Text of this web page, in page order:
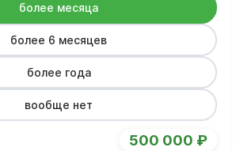
более месяца
более 6 месяцев
более года
вообще нет
500 000 ₽